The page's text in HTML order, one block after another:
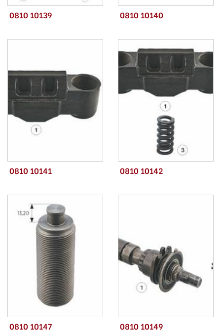
0810 10139 0810 10140
0810 10141 0810 10142
0810 10147 0810 10149